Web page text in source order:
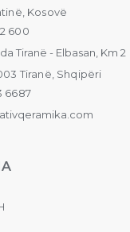
Kosovë
600
Tiranë - Elbasan, Km 2
Tiranë, Shqipëri
6687